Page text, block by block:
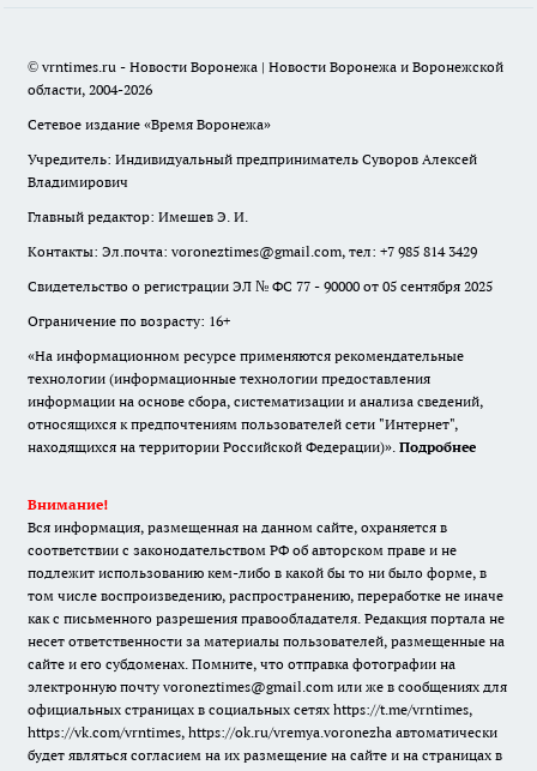
© vrntimes.ru - Новости Воронежа | Новости Воронежа и Воронежской
области, 2004-2026
Сетевое издание «Время Воронежа»
Учредитель: Индивидуальный предприниматель Суворов Алексей
Владимирович
Главный редактор: Имешев Э. И.
Контакты: Эл.почта: voroneztimes@gmail.com, тел: +7 985 814 3429
Свидетельство о регистрации ЭЛ № ФС 77 - 90000 от 05 сентября 2025
Ограничение по возрасту: 16+
«На информационном ресурсе применяются рекомендательные
технологии (информационные технологии предоставления
информации на основе сбора, систематизации и анализа сведений,
относящихся к предпочтениям пользователей сети "Интернет",
находящихся на территории Российской Федерации)». Подробнее
Внимание!
Вся информация, размещенная на данном сайте, охраняется в
соответствии с законодательством РФ об авторском праве и не
подлежит использованию кем-либо в какой бы то ни было форме, в
том числе воспроизведению, распространению, переработке не иначе
как с письменного разрешения правообладателя. Редакция портала не
несет ответственности за материалы пользователей, размещенные на
сайте и его субдоменах. Помните, что отправка фотографии на
электронную почту voroneztimes@gmail.com или же в сообщениях для
официальных страницах в социальных сетях https://t.me/vrntimes,
https://vk.com/vrntimes, https://ok.ru/vremya.voronezha автоматически
будет являться согласием на их размещение на сайте и на страницах в